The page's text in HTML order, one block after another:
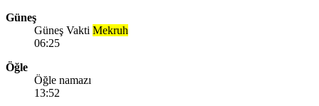
Güneş
Güneş Vakti Mekruh
06:25
Öğle
Öğle namazı
13:52